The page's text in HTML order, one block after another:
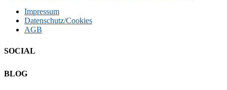
Impressum
Datenschutz/Cookies
AGB
SOCIAL
Facebook
Twitter
E-
LinkedIn
YouTube
Instagram
BLOG